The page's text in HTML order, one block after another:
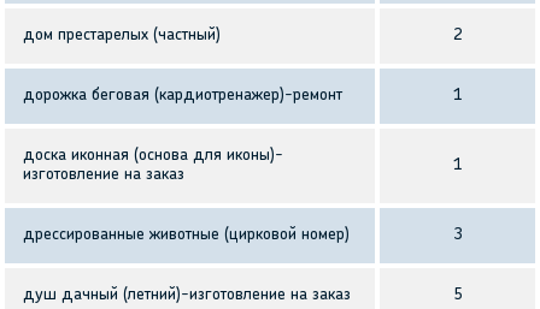
дом престарелых (частный) 2
дорожка беговая (кардиотренажер)-ремонт 1
доска иконная (основа для иконы)-
изготовление на заказ
1
дрессированные животные (цирковой номер) 3
душ дачный (летний)-изготовление на заказ 5